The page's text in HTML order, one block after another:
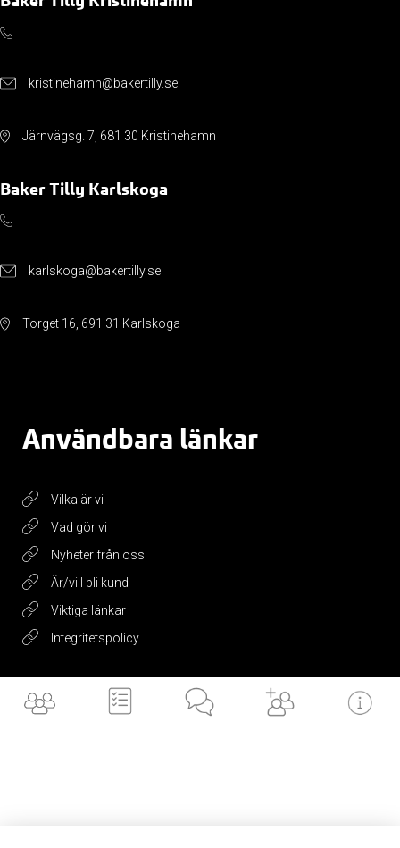
kristinehamn@bakertilly.se
Järnvägsg. 7, 681 30 Kristinehamn
Baker Tilly Karlskoga
karlskoga@bakertilly.se
Torget 16, 691 31 Karlskoga
Användbara länkar
Vilka är vi
Vad gör vi
Nyheter från oss
Är/vill bli kund
Viktiga länkar
Integritetspolicy